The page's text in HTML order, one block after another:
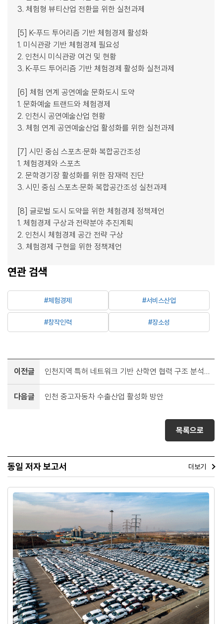
3. 체험형 뷰티산업 전환을 위한 실천과제
[5] K-푸드 투어리즘 기반 체험경제 활성화
1. 미식관광 기반 체험경제 필요성
2. 인천시 미식관광 여건 및 현황
3. K-푸드 투어리즘 기반 체험경제 활성화 실천과제
[6] 체험 연계 공연예술 문화도시 도약
1. 문화예술 트랜드와 체험경제
2. 인천시 공연예술산업 현황
3. 체험 연계 공연예술산업 활성화를 위한 실천과제
[7] 시민 중심 스포츠·문화 복합공간조성
1. 체험경제와 스포츠
2. 문학경기장 활성화를 위한 잠재력 진단
3. 시민 중심 스포츠·문화 복합공간조성 실천과제
[8] 글로벌 도시 도약을 위한 체험경제 정책제언
1. 체험경제 구상과 전략분야 추진계획
2. 인천시 체험경제 공간 전략 구상
3. 체험경제 구현을 위한 정책제언
연관 검색
#체험경제 #서비스산업
#창작인력 #장소성
이전글 인천지역 특허 네트워크 기반 산학연 협력 구조 분석 및 정책 시사점
다음글 인천 중고자동차 수출산업 활성화 방안
목록으로
동일 저자 보고서 더보기